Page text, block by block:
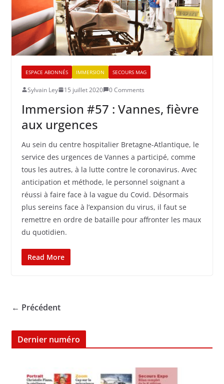
ESPACE ABONNÉS IMMERSION SECOURS MAG
Sylvain Ley 15 juillet 2020 0 Comments
Immersion #57 : Vannes, fièvre
aux urgences
Au sein du centre hospitalier Bretagne-Atlantique, le
service des urgences de Vannes a participé, comme
tous les autres, à la lutte contre le coronavirus. Avec
anticipation et méthode, le personnel soignant a
réussi à faire face à la vague du Covid. Désormais
plus sereins face à l’expansion du virus, il faut se
remettre en ordre de bataille pour affronter les maux
du quotidien.
Read More
← Précédent
Dernier numéro